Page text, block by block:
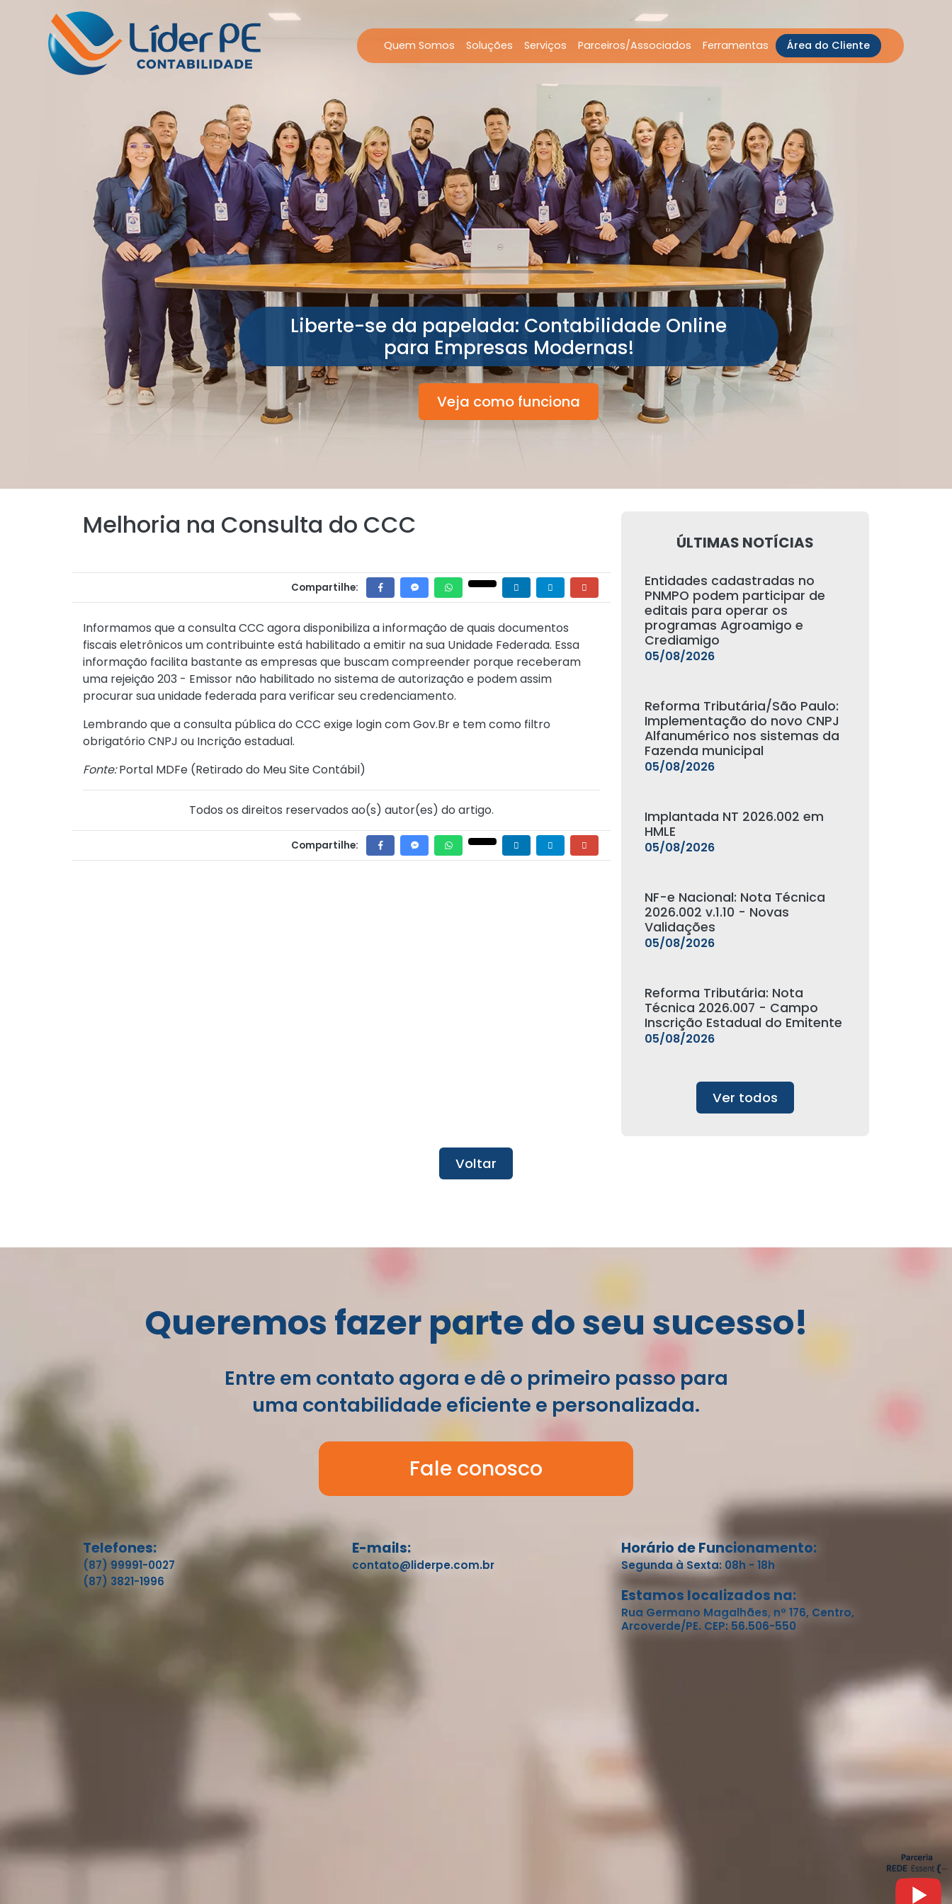
Quem Somos Soluções Serviços Parceiros/Associados Ferramentas Área do Cliente
Liberte-se da papelada: Contabilidade Online
para Empresas Modernas!
Veja como funciona
Melhoria na Consulta do CCC
Compartilhe:
Informamos que a consulta CCC agora disponibiliza a informação de quais documentos
fiscais eletrônicos um contribuinte está habilitado a emitir na sua Unidade Federada. Essa
informação facilita bastante as empresas que buscam compreender porque receberam
uma rejeição 203 - Emissor não habilitado no sistema de autorização e podem assim
procurar sua unidade federada para verificar seu credenciamento.
Lembrando que a consulta pública do CCC exige login com Gov.Br e tem como filtro
obrigatório CNPJ ou Incrição estadual.
Fonte:Portal MDFe (Retirado do Meu Site Contábil)
Todos os direitos reservados ao(s) autor(es) do artigo.
Compartilhe:
ÚLTIMAS NOTÍCIAS
Entidades cadastradas no
PNMPO podem participar de
editais para operar os
programas Agroamigo e
Crediamigo
05/08/2026
Reforma Tributária/São Paulo:
Implementação do novo CNPJ
Alfanumérico nos sistemas da
Fazenda municipal
05/08/2026
Implantada NT 2026.002 em
HMLE
05/08/2026
NF-e Nacional: Nota Técnica
2026.002 v.1.10 - Novas
Validações
05/08/2026
Reforma Tributária: Nota
Técnica 2026.007 - Campo
Inscrição Estadual do Emitente
05/08/2026
Ver todos
Voltar
Queremos fazer parte do seu sucesso!
Entre em contato agora e dê o primeiro passo para
uma contabilidade eficiente e personalizada.
Fale conosco
Telefones:
(87) 99991-0027
(87) 3821-1996
E-mails:
contato@liderpe.com.br
Horário de Funcionamento:
Segunda à Sexta: 08h - 18h
Estamos localizados na:
Rua Germano Magalhães, nº 176, Centro,
Arcoverde/PE. CEP: 56.506-550